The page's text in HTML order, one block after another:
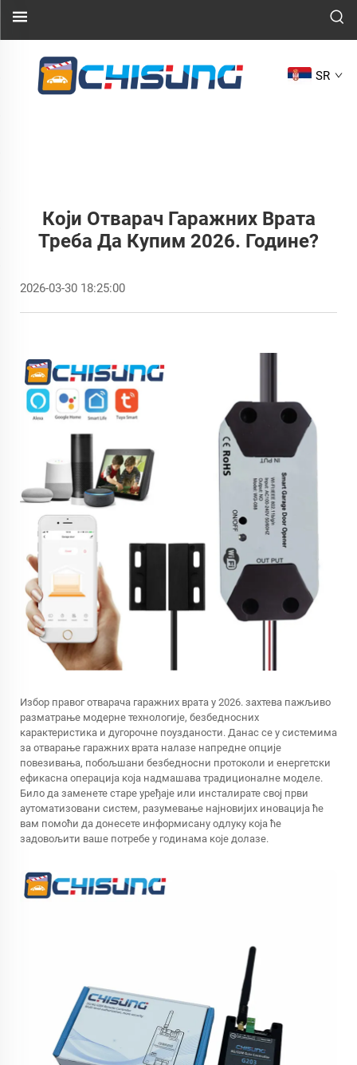
SR
Који Отварач Гаражних Врата
Треба Да Купим 2026. Године?
2026-03-30 18:25:00
Избор правог отварача гаражних врата у 2026. захтева пажљиво
разматрање модерне технологије, безбедносних
карактеристика и дугорочне поузданости. Данас се у системима
за отварање гаражних врата налазе напредне опције
повезивања, побољшани безбедносни протоколи и енергетски
ефикасна операција која надмашава традиционалне моделе.
Било да заменете старе уређаје или инсталирате свој први
аутоматизовани систем, разумевање најновијих иновација ће
вам помоћи да донесете информисану одлуку која ће
задовољити ваше потребе у годинама које долазе.